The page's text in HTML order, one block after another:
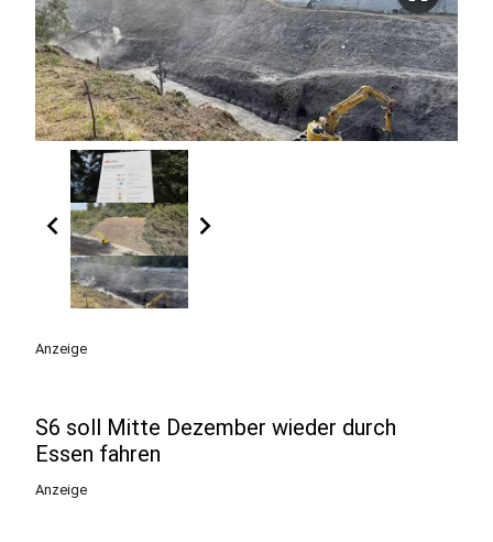
chevron_left chevron_right
Anzeige
S6 soll Mitte Dezember wieder durch
Essen fahren
Anzeige